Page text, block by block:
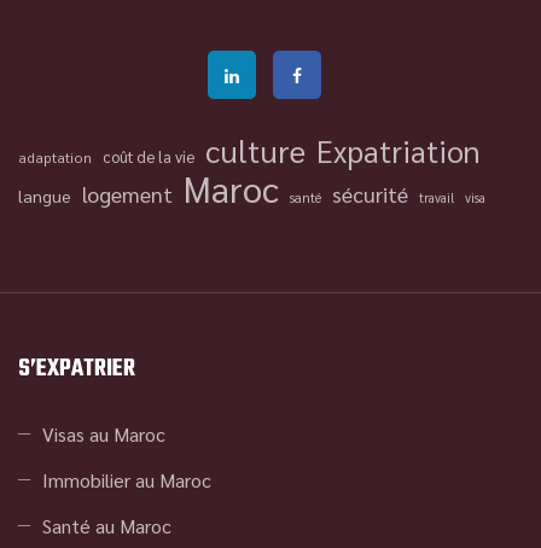
adaptation coût de la vie culture Expatriation
langue logement Maroc santé sécurité travail visa
S’EXPATRIER
Visas au Maroc
Immobilier au Maroc
Santé au Maroc